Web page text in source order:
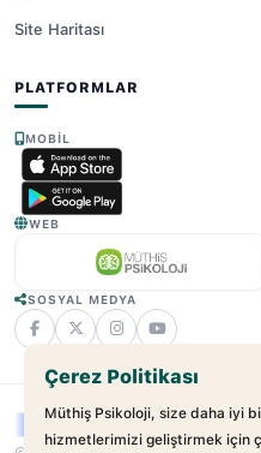
Site Haritası
PLATFORMLAR
MOBIL
WEB
SOSYAL MEDYA
Çerez Politikası
Müthiş Psikoloji, size daha iyi
hizmetlerimizi geliştirmek için